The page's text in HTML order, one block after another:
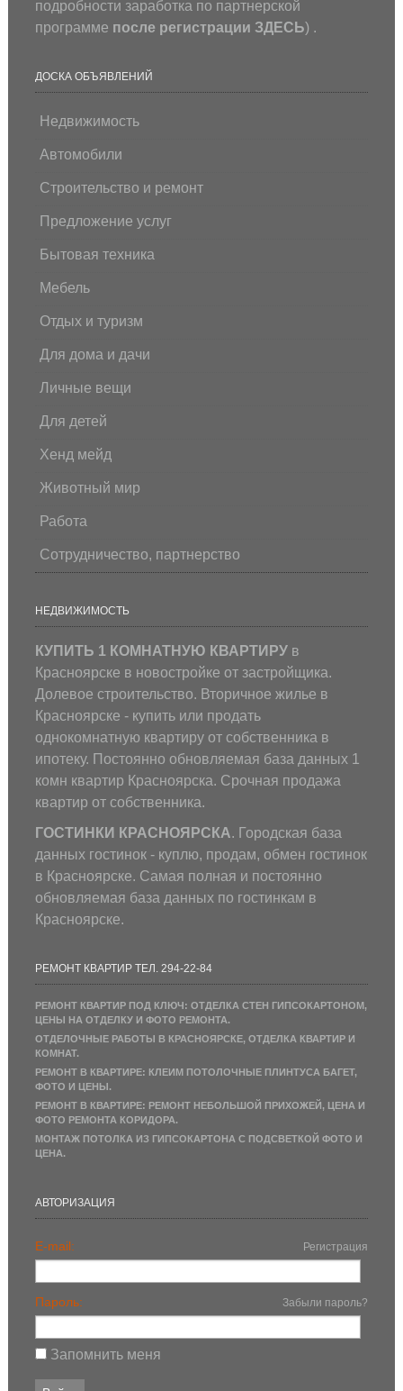
подробности заработка по партнерской
программе после регистрации ЗДЕСЬ) .
ДОСКА ОБЪЯВЛЕНИЙ
Недвижимость
Автомобили
Строительство и ремонт
Предложение услуг
Бытовая техника
Мебель
Отдых и туризм
Для дома и дачи
Личные вещи
Для детей
Хенд мейд
Животный мир
Работа
Сотрудничество, партнерство
НЕДВИЖИМОСТЬ
КУПИТЬ 1 КОМНАТНУЮ КВАРТИРУв
Красноярске в новостройке от застройщика.
Долевое строительство. Вторичное жилье в
Красноярске - купить или продать
однокомнатную квартиру от собственника в
ипотеку. Постоянно обновляемая база данных 1
комн квартир Красноярска. Срочная продажа
квартир от собственника.
ГОСТИНКИ КРАСНОЯРСКА. Городская база
данных гостинок - куплю, продам, обмен гостинок
в Красноярске. Самая полная и постоянно
обновляемая база данных по гостинкам в
Красноярске.
РЕМОНТ КВАРТИР ТЕЛ. 294-22-84
РЕМОНТ КВАРТИР ПОД КЛЮЧ: ОТДЕЛКА СТЕН ГИПСОКАРТОНОМ,
ЦЕНЫ НА ОТДЕЛКУ И ФОТО РЕМОНТА.
ОТДЕЛОЧНЫЕ РАБОТЫ В КРАСНОЯРСКЕ, ОТДЕЛКА КВАРТИР И
КОМНАТ.
РЕМОНТ В КВАРТИРЕ: КЛЕИМ ПОТОЛОЧНЫЕ ПЛИНТУСА БАГЕТ,
ФОТО И ЦЕНЫ.
РЕМОНТ В КВАРТИРЕ: РЕМОНТ НЕБОЛЬШОЙ ПРИХОЖЕЙ, ЦЕНА И
ФОТО РЕМОНТА КОРИДОРА.
МОНТАЖ ПОТОЛКА ИЗ ГИПСОКАРТОНА С ПОДСВЕТКОЙ ФОТО И
ЦЕНА.
АВТОРИЗАЦИЯ
E-mail: Регистрация
Пароль: Забыли пароль?
Запомнить меня